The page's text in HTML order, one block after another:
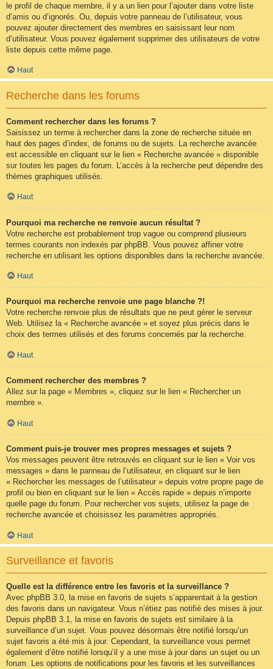
le profil de chaque membre, il y a un lien pour l’ajouter dans votre liste
d’amis ou d’ignorés. Ou, depuis votre panneau de l’utilisateur, vous
pouvez ajouter directement des membres en saisissant leur nom
d’utilisateur. Vous pouvez également supprimer des utilisateurs de votre
liste depuis cette même page.
Haut
Recherche dans les forums
Comment rechercher dans les forums ?
Saisissez un terme à rechercher dans la zone de recherche située en
haut des pages d’index, de forums ou de sujets. La recherche avancée
est accessible en cliquant sur le lien « Recherche avancée » disponible
sur toutes les pages du forum. L’accès à la recherche peut dépendre des
thèmes graphiques utilisés.
Haut
Pourquoi ma recherche ne renvoie aucun résultat ?
Votre recherche est probablement trop vague ou comprend plusieurs
termes courants non indexés par phpBB. Vous pouvez affiner votre
recherche en utilisant les options disponibles dans la recherche avancée.
Haut
Pourquoi ma recherche renvoie une page blanche ?!
Votre recherche renvoie plus de résultats que ne peut gérer le serveur
Web. Utilisez la « Recherche avancée » et soyez plus précis dans le
choix des termes utilisés et des forums concernés par la recherche.
Haut
Comment rechercher des membres ?
Allez sur la page « Membres », cliquez sur le lien « Rechercher un
membre ».
Haut
Comment puis-je trouver mes propres messages et sujets ?
Vos messages peuvent être retrouvés en cliquant sur le lien « Voir vos
messages » dans le panneau de l’utilisateur, en cliquant sur le lien
« Rechercher les messages de l’utilisateur » depuis votre propre page de
profil ou bien en cliquant sur le lien « Accès rapide » depuis n’importe
quelle page du forum. Pour rechercher vos sujets, utilisez la page de
recherche avancée et choisissez les paramètres appropriés.
Haut
Surveillance et favoris
Quelle est la différence entre les favoris et la surveillance ?
Avec phpBB 3.0, la mise en favoris de sujets s’apparentait à la gestion
des favoris dans un navigateur. Vous n’étiez pas notifié des mises à jour.
Depuis phpBB 3.1, la mise en favoris de sujets est similaire à la
surveillance d’un sujet. Vous pouvez désormais être notifié lorsqu’un
sujet favoris a été mis à jour. Cependant, la surveillance vous permet
également d’être notifié lorsqu’il y a une mise à jour dans un sujet ou un
forum. Les options de notifications pour les favoris et les surveillances